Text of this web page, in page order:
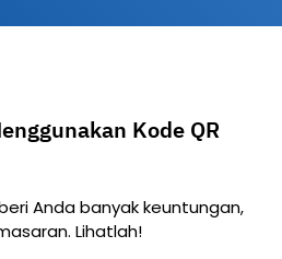
Kode QR
Anda banyak keuntungan,
Lihatlah!